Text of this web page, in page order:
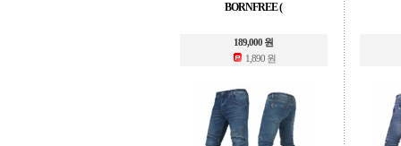
BORNFREE (
189,000 원
1,890 원